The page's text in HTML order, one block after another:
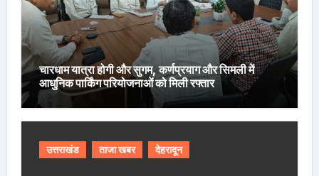
चारधाम यात्रा होगी और सुगम, कर्णप्रयाग और सिमली में
आधुनिक पार्किंग परियोजनाओं को मिली रफ्तार
उत्तराखंड ताजा खबर देहरादून